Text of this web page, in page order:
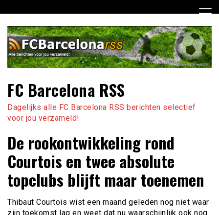
naar
inhoud
FC Barcelona RSS
Dagelijks alle FC Barcelona RSS berichten selectief
voor jou verzameld!
De rookontwikkeling rond
Courtois en twee absolute
topclubs blijft maar toenemen
Thibaut Courtois wist een maand geleden nog niet waar
zijn toekomst lag en weet dat nu waarschijnlijk ook nog